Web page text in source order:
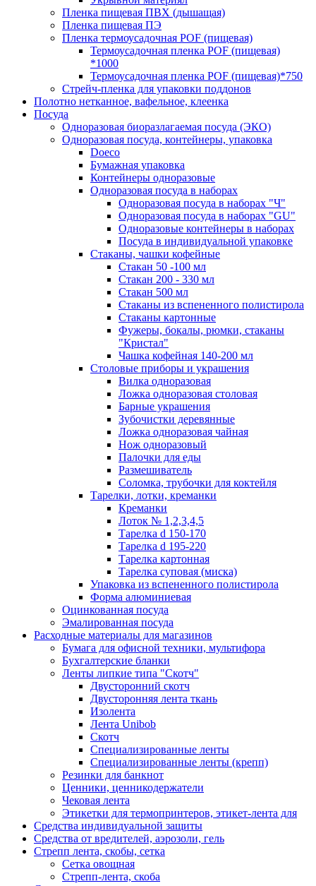
Пленка пищевая ПВХ (дышащая)
Пленка пищевая ПЭ
Пленка термоусадочная POF (пищевая)
Термоусадочная пленка POF (пищевая)
*1000
Термоусадочная пленка РОF (пищевая)*750
Стрейч-пленка для упаковки поддонов
Полотно нетканное, вафельное, клеенка
Посуда
Одноразовая биоразлагаемая посуда (ЭКО)
Одноразовая посуда, контейнеры, упаковка
Doeco
Бумажная упаковка
Контейнеры одноразовые
Одноразовая посуда в наборах
Одноразовая посуда в наборах "Ч"
Одноразовая посуда в наборах "GU"
Одноразовые контейнеры в наборах
Посуда в индивидуальной упаковке
Стаканы, чашки кофейные
Стакан 50 -100 мл
Стакан 200 - 330 мл
Стакан 500 мл
Стаканы из вспененного полистирола
Стаканы картонные
Фужеры, бокалы, рюмки, стаканы
"Кристал"
Чашка кофейная 140-200 мл
Столовые приборы и украшения
Вилка одноразовая
Ложка одноразовая столовая
Барные украшения
Зубочистки деревянные
Ложка одноразовая чайная
Нож одноразовый
Палочки для еды
Размешиватель
Соломка, трубочки для коктейля
Тарелки, лотки, креманки
Креманки
Лоток № 1,2,3,4,5
Тарелка d 150-170
Тарелка d 195-220
Тарелка картонная
Тарелка суповая (миска)
Упаковка из вспененного полистирола
Форма алюминиевая
Оцинкованная посуда
Эмалированная посуда
Расходные материалы для магазинов
Бумага для офисной техники, мультифора
Бухгалтерские бланки
Ленты липкие типа "Скотч"
Двусторонний скотч
Двусторонняя лента ткань
Изолента
Лента Unibob
Скотч
Специализированные ленты
Специализированные ленты (крепп)
Резинки для банкнот
Ценники, ценникодержатели
Чековая лента
Этикетки для термопринтеров, этикет-лента для
Средства индивидуальной защиты
Средства от вредителей, аэрозоли, гель
Стрепп лента, скобы, сетка
Сетка овощная
Стрепп-лента, скоба